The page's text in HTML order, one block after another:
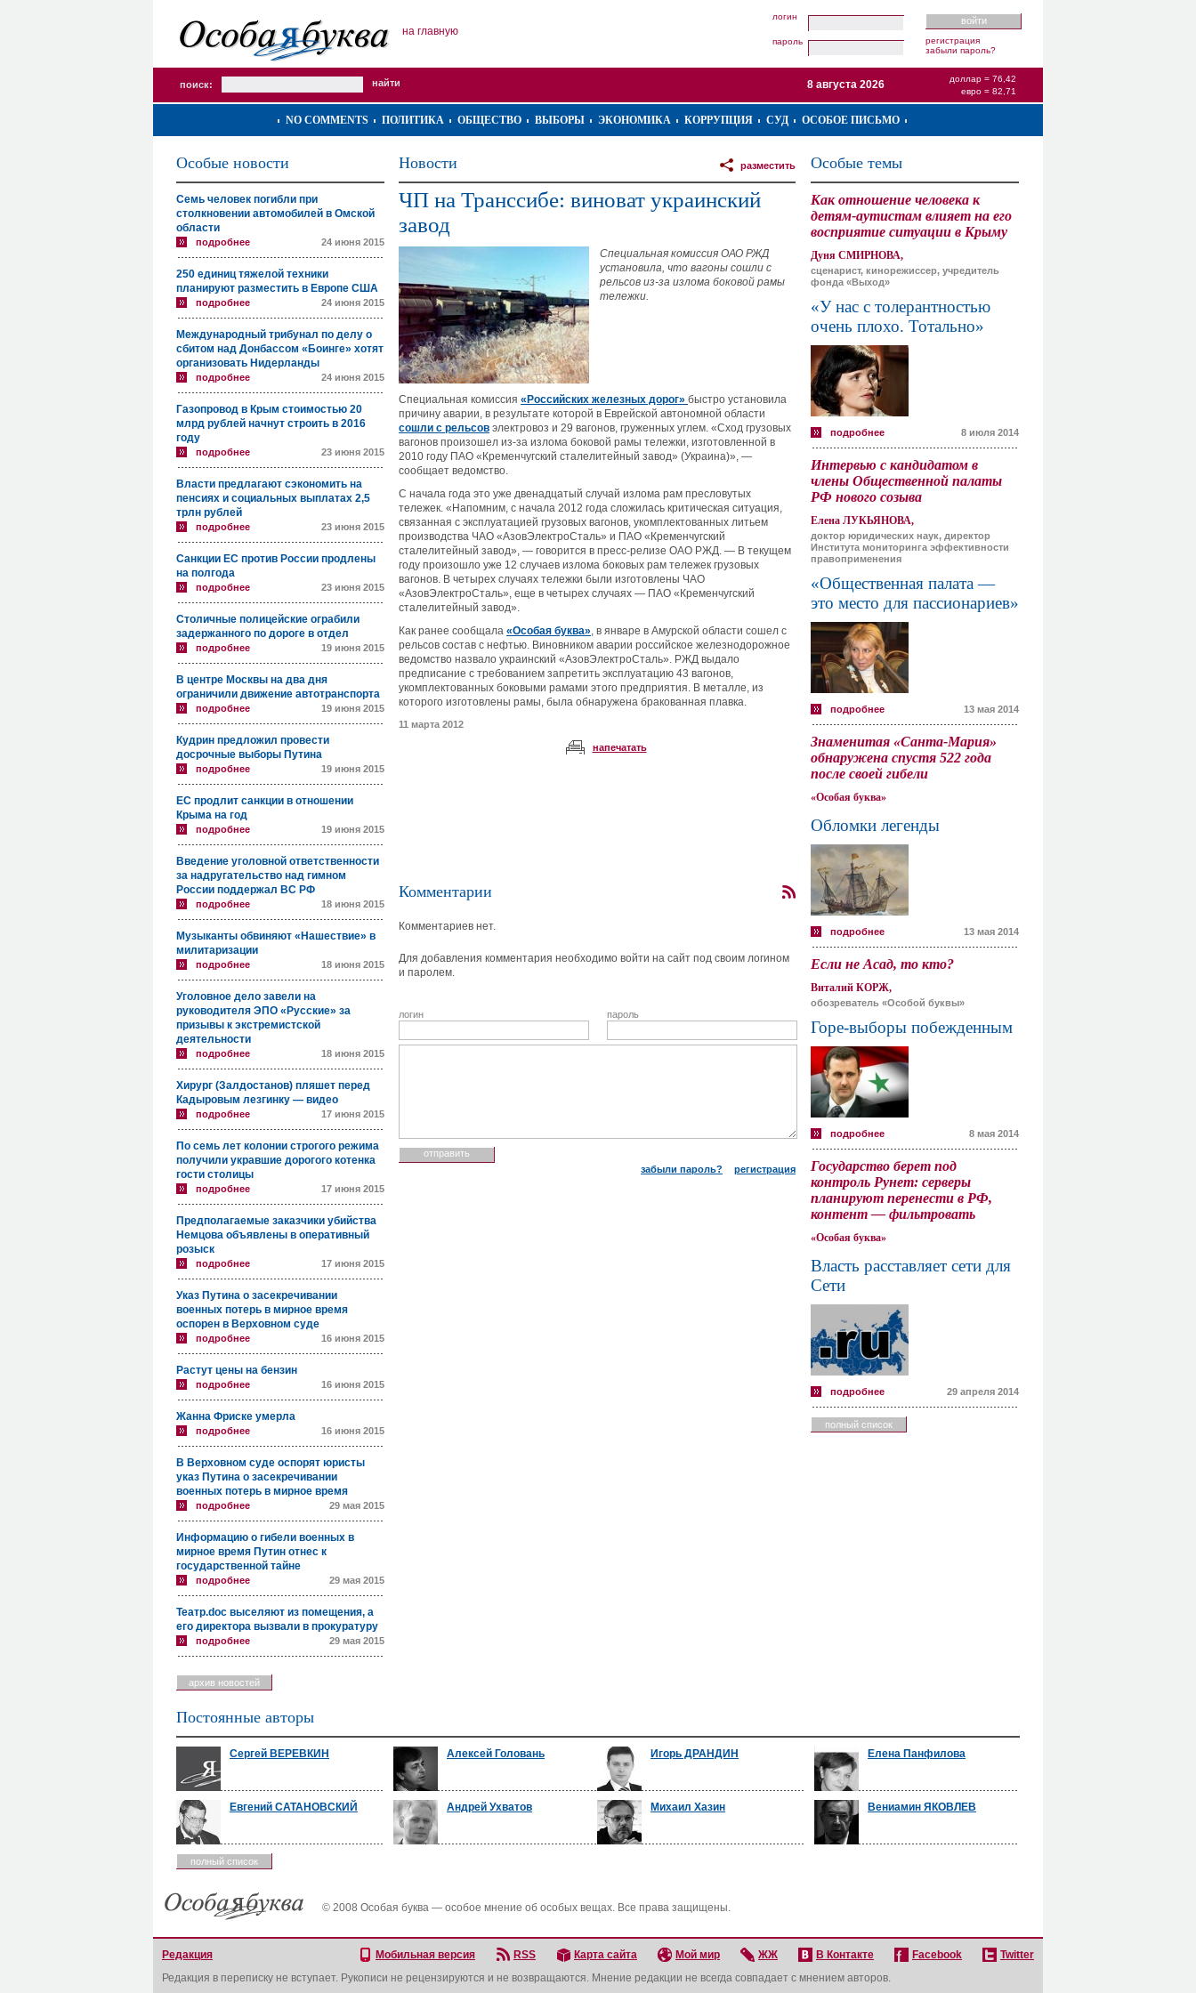
на главную
логин
пароль
регистрация
забыли пароль?
поиск:
доллар = 76,42
евро = 82,71
8 августа 2026
NO COMMENTS ПОЛИТИКА ОБЩЕСТВО ВЫБОРЫ ЭКОНОМИКА КОРРУПЦИЯ СУД ОСОБОЕ ПИСЬМО
Особые новости
Семь человек погибли при
столкновении автомобилей в Омской
области
подробнее 24 июня 2015
250 единиц тяжелой техники
планируют разместить в Европе США
подробнее 24 июня 2015
Международный трибунал по делу о
сбитом над Донбассом «Боинге» хотят
организовать Нидерланды
подробнее 24 июня 2015
Газопровод в Крым стоимостью 20
млрд рублей начнут строить в 2016
году
подробнее 23 июня 2015
Власти предлагают сэкономить на
пенсиях и социальных выплатах 2,5
трлн рублей
подробнее 23 июня 2015
Санкции ЕС против России продлены
на полгода
подробнее 23 июня 2015
Столичные полицейские ограбили
задержанного по дороге в отдел
подробнее 19 июня 2015
В центре Москвы на два дня
ограничили движение автотранспорта
подробнее 19 июня 2015
Кудрин предложил провести
досрочные выборы Путина
подробнее 19 июня 2015
ЕС продлит санкции в отношении
Крыма на год
подробнее 19 июня 2015
Введение уголовной ответственности
за надругательство над гимном
России поддержал ВС РФ
подробнее 18 июня 2015
Музыканты обвиняют «Нашествие» в
милитаризации
подробнее 18 июня 2015
Уголовное дело завели на
руководителя ЭПО «Русские» за
призывы к экстремистской
деятельности
подробнее 18 июня 2015
Хирург (Залдостанов) пляшет перед
Кадыровым лезгинку — видео
подробнее 17 июня 2015
По семь лет колонии строгого режима
получили укравшие дорогого котенка
гости столицы
подробнее 17 июня 2015
Предполагаемые заказчики убийства
Немцова объявлены в оперативный
розыск
подробнее 17 июня 2015
Указ Путина о засекречивании
военных потерь в мирное время
оспорен в Верховном суде
подробнее 16 июня 2015
Растут цены на бензин
подробнее 16 июня 2015
Жанна Фриске умерла
подробнее 16 июня 2015
В Верховном суде оспорят юристы
указ Путина о засекречивании
военных потерь в мирное время
подробнее 29 мая 2015
Информацию о гибели военных в
мирное время Путин отнес к
государственной тайне
подробнее 29 мая 2015
Театр.doc выселяют из помещения, а
его директора вызвали в прокуратуру
подробнее 29 мая 2015
архив новостей
Новости разместить
ЧП на Транссибе: виноват украинский
завод
Специальная комиссия ОАО РЖД
установила, что вагоны сошли с
рельсов из-за излома боковой рамы
тележки.
Специальная комиссия «Российских железных дорог» быстро установила
причину аварии, в результате которой в Еврейской автономной области
сошли с рельсов электровоз и 29 вагонов, груженных углем. «Сход грузовых
вагонов произошел из-за излома боковой рамы тележки, изготовленной в
2010 году ПАО «Кременчугский сталелитейный завод» (Украина)», —
сообщает ведомство.
С начала года это уже двенадцатый случай излома рам пресловутых
тележек. «Напомним, с начала 2012 года сложилась критическая ситуация,
связанная с эксплуатацией грузовых вагонов, укомплектованных литьем
производства ЧАО «АзовЭлектроСталь» и ПАО «Кременчугский
сталелитейный завод», — говорится в пресс-релизе ОАО РЖД. — В текущем
году произошло уже 12 случаев излома боковых рам тележек грузовых
вагонов. В четырех случаях тележки были изготовлены ЧАО
«АзовЭлектроСталь», еще в четырех случаях — ПАО «Кременчугский
сталелитейный завод».
Как ранее сообщала «Особая буква», в январе в Амурской области сошел с
рельсов состав с нефтью. Виновником аварии российское железнодорожное
ведомство назвало украинский «АзовЭлектроСталь». РЖД выдало
предписание с требованием запретить эксплуатацию 43 вагонов,
укомплектованных боковыми рамами этого предприятия. В металле, из
которого изготовлены рамы, была обнаружена бракованная плавка.
11 марта 2012
напечатать
Комментарии
Комментариев нет.
Для добавления комментария необходимо войти на сайт под своим логином
и паролем.
логин пароль
забыли пароль? регистрация
Особые темы
Как отношение человека к
детям-аутистам влияет на его
восприятие ситуации в Крыму
Дуня СМИРНОВА,
сценарист, кинорежиссер, учредитель
фонда «Выход»
«У нас с толерантностью
очень плохо. Тотально»
подробнее 8 июля 2014
Интервью с кандидатом в
члены Общественной палаты
РФ нового созыва
Елена ЛУКЬЯНОВА,
доктор юридических наук, директор
Института мониторинга эффективности
правоприменения
«Общественная палата —
это место для пассионариев»
подробнее 13 мая 2014
Знаменитая «Санта-Мария»
обнаружена спустя 522 года
после своей гибели
«Особая буква»
Обломки легенды
подробнее 13 мая 2014
Если не Асад, то кто?
Виталий КОРЖ,
обозреватель «Особой буквы»
Горе-выборы побежденным
подробнее 8 мая 2014
Государство берет под
контроль Рунет: серверы
планируют перенести в РФ,
контент — фильтровать
«Особая буква»
Власть расставляет сети для
Сети
подробнее 29 апреля 2014
полный список
Постоянные авторы
Сергей ВЕРЕВКИН Алексей Головань Игорь ДРАНДИН Елена Панфилова
Евгений САТАНОВСКИЙ Андрей Ухватов Михаил Хазин Вениамин ЯКОВЛЕВ
полный список
© 2008 Особая буква — особое мнение об особых вещах. Все права защищены.
Редакция Мобильная версия RSS Карта сайта Мой мир ЖЖ В Контакте Facebook
Twitter
Редакция в переписку не вступает. Рукописи не рецензируются и не возвращаются. Мнение редакции не всегда совпадает с мнением авторов.